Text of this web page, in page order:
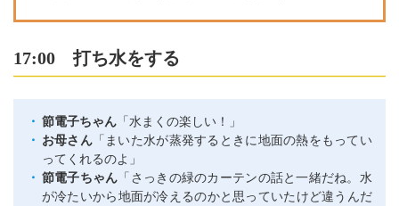
17:00 打ち水をする
節電子ちゃん「水まくの楽しい！」
お母さん「まいた水が蒸発するときに地面の熱をもってい
ってくれるのよ」
節電子ちゃん 「さっきの緑のカーテンの話と一緒だね。水
が冷たいから地面が冷えるのかと思っていたけど違うんだ